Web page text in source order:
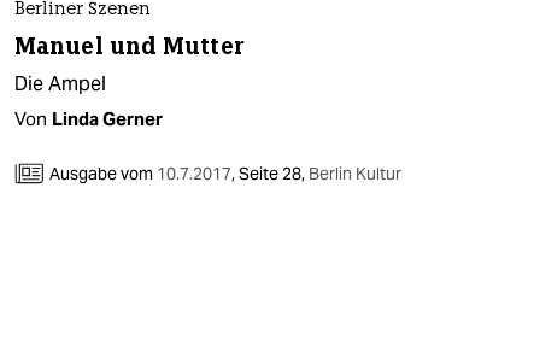
verlag
veranstaltungen
shop
fragen & hilfe
Berliner Szenen
Manuel und Mutter
Die Ampel
Von Linda Gerner
Ausgabe vom 10.7.2017,Seite 28, Berlin Kultur